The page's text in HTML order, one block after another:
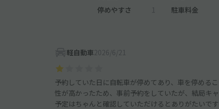
停めやすさ
1 駐車料金
軽自動車2026/6/21
予約していた日に自転車が停めてあり、車を停める
性が高かったため、事前予約をしていたが、結局キ
予定はちゃんと確認していただけるとありがたいです